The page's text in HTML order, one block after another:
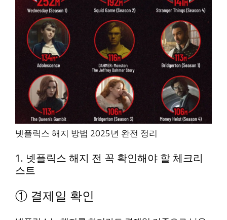
넷플릭스 해지 방법 2025년 완전 정리
1. 넷플릭스 해지 전 꼭 확인해야 할 체크리
스트
① 결제일 확인